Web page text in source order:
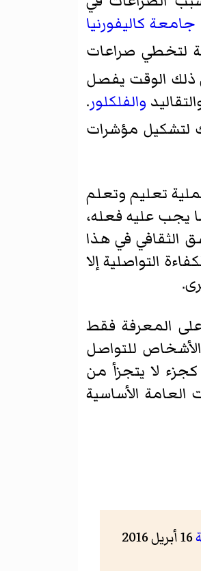
جامعة كاليفورنيا
لتخطي صراعات
ذلك الوقت يفصل
والفلكلور.
لتشكيل مؤشرات
تعليم وتعلم
يجب عليه فعله،
الثقافي في هذا
التواصلية إلا
على المعرفة فقط
الأشخاص للتواصل
كجزء لا يتجزأ من
العامة الأساسية
16 أبريل 2016